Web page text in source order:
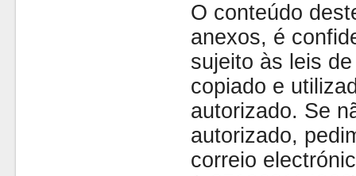
O conteúdo
anexos, é
sujeito às leis
copiado e
autorizado. Se
autorizado,
correio